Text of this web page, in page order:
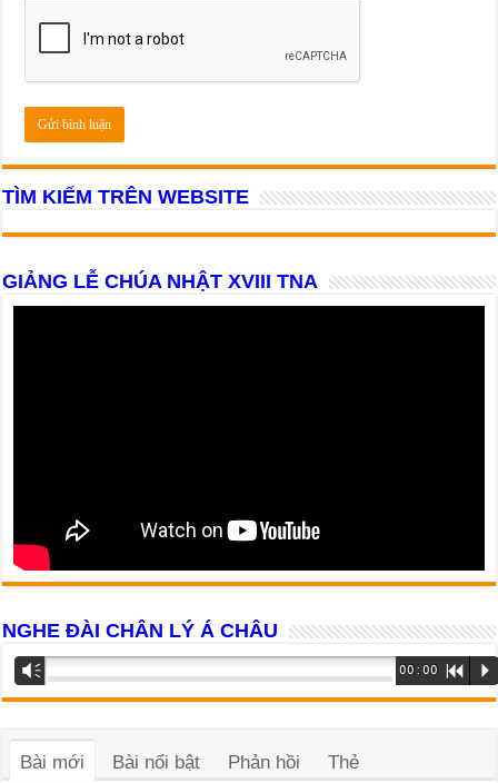
TÌM KIẾM TRÊN WEBSITE
GIẢNG LỄ CHÚA NHẬT XVIII TNA
NGHE ĐÀI CHÂN LÝ Á CHÂU
Trình
phát
âm
Vm 00:00 R P
Bài mới Bài nổi bật Phản hồi Thẻ